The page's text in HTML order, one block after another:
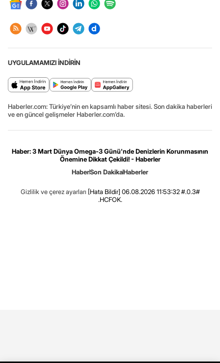
UYGULAMAMIZI İNDİRİN
Haberler.com: Türkiye’nin en kapsamlı haber sitesi. Son dakika haberleri
ve en güncel gelişmeler Haberler.com’da.
Haber: 3 Mart Dünya Omega-3 Günü'nde Denizlerin Korunmasının
Önemine Dikkat Çekildi! - Haberler
HaberSon DakikaHaberler
Gizlilik ve çerez ayarları [Hata Bildir] 06.08.2026 11:53:32 #.0.3#
.HCFOK.